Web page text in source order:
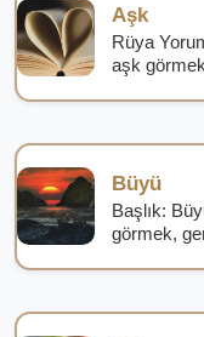
Aşk
Rüya
aşk
Büyü
Başlık:
görmek,